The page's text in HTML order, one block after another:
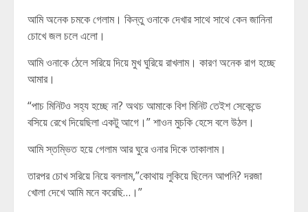
আমি অনেক চমকে গেলাম। কিন্তু ওনাকে দেখার সাথে সাথে কেন জানিনা
চোখে জল চলে এলো।
আমি ওনাকে ঠেলে সরিয়ে দিয়ে মুখ ঘুরিয়ে রাখলাম। কারণ অনেক রাগ হচ্ছে
আমার।
“পাচ মিনিটও সহ্য হচ্ছে না? অথচ আমাকে বিশ মিনিট তেইশ সেকেন্ডে
বসিয়ে রেখে দিয়েছিলা একটু আগে।” শাওন মুচকি হেসে বলে উঠল।
আমি স্তম্ভিত হয়ে গেলাম আর ঘুরে ওনার দিকে তাকালাম।
তারপর চোখ সরিয়ে নিয়ে বললাম,”কোথায় লুকিয়ে ছিলেন আপনি? দরজা
খোলা দেখে আমি মনে করেছি…।”